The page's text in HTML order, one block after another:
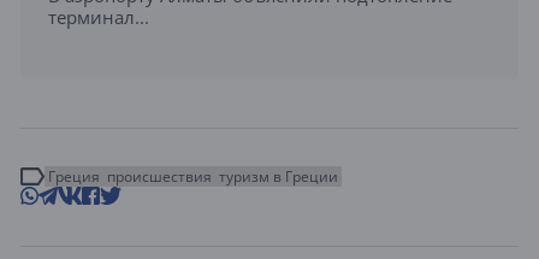
терминал...
Греция происшествия туризм в Греции